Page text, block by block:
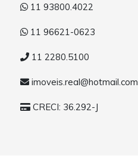
11 93800.4022
11 96621-0623
11 2280.5100
imoveis.real@hotmail.com
CRECI: 36.292-J